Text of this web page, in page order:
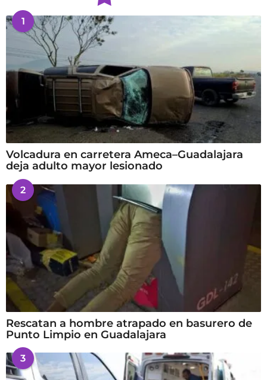
1
Volcadura en carretera Ameca–Guadalajara
deja adulto mayor lesionado
2
Rescatan a hombre atrapado en basurero de
Punto Limpio en Guadalajara
3